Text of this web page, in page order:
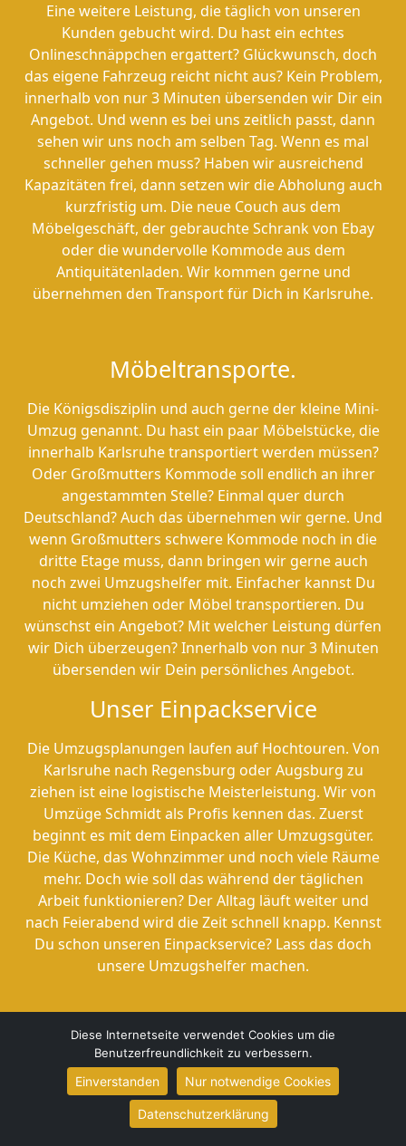
Eine weitere Leistung, die täglich von unseren
Kunden gebucht wird. Du hast ein echtes
Onlineschnäppchen ergattert? Glückwunsch, doch
das eigene Fahrzeug reicht nicht aus? Kein Problem,
innerhalb von nur 3 Minuten übersenden wir Dir ein
Angebot. Und wenn es bei uns zeitlich passt, dann
sehen wir uns noch am selben Tag. Wenn es mal
schneller gehen muss? Haben wir ausreichend
Kapazitäten frei, dann setzen wir die Abholung auch
kurzfristig um. Die neue Couch aus dem
Möbelgeschäft, der gebrauchte Schrank von Ebay
oder die wundervolle Kommode aus dem
Antiquitätenladen. Wir kommen gerne und
übernehmen den Transport für Dich in Karlsruhe.
Möbeltransporte.
Die Königsdisziplin und auch gerne der kleine Mini-
Umzug genannt. Du hast ein paar Möbelstücke, die
innerhalb Karlsruhe transportiert werden müssen?
Oder Großmutters Kommode soll endlich an ihrer
angestammten Stelle? Einmal quer durch
Deutschland? Auch das übernehmen wir gerne. Und
wenn Großmutters schwere Kommode noch in die
dritte Etage muss, dann bringen wir gerne auch
noch zwei Umzugshelfer mit. Einfacher kannst Du
nicht umziehen oder Möbel transportieren. Du
wünschst ein Angebot? Mit welcher Leistung dürfen
wir Dich überzeugen? Innerhalb von nur 3 Minuten
übersenden wir Dein persönliches Angebot.
Unser Einpackservice
Die Umzugsplanungen laufen auf Hochtouren. Von
Karlsruhe nach Regensburg oder Augsburg zu
ziehen ist eine logistische Meisterleistung. Wir von
Umzüge Schmidt als Profis kennen das. Zuerst
beginnt es mit dem Einpacken aller Umzugsgüter.
Die Küche, das Wohnzimmer und noch viele Räume
mehr. Doch wie soll das während der täglichen
Arbeit funktionieren? Der Alltag läuft weiter und
nach Feierabend wird die Zeit schnell knapp. Kennst
Du schon unseren Einpackservice? Lass das doch
unsere Umzugshelfer machen.
Unser Leistungsangebot hat sich im Laufe der
letzten 8 Jahre entwickelt. Unter der Bezeichnung
Einpackservice/Auspackservice in Karlsruhe
Diese Internetseite verwendet Cookies um die
Benutzerfreundlichkeit zu verbessern.
Einverstanden Nur notwendige Cookies
Datenschutzerklärung